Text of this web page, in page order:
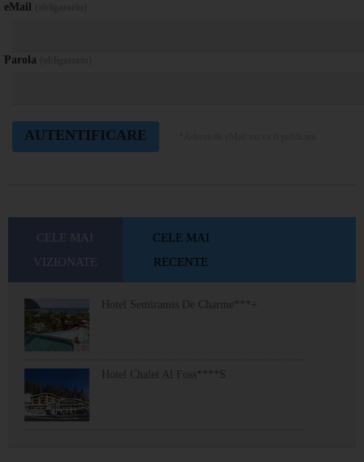
eMail
Parola
CELE MAI
VIZIONATE
CELE MAI
RECENTE
Hotel Semiramis De Charme***+
Hotel Chalet Al Foss****S